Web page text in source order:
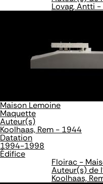
Lovag, Antti
Maison Lemoine
Maquette
Auteur(s)
Koolhaas, Rem - 1944
Datation
1994-1998
Édifice
Floirac -
Auteur(s) de
Koolhaas,